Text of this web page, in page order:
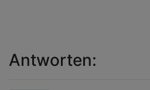
Antworten: